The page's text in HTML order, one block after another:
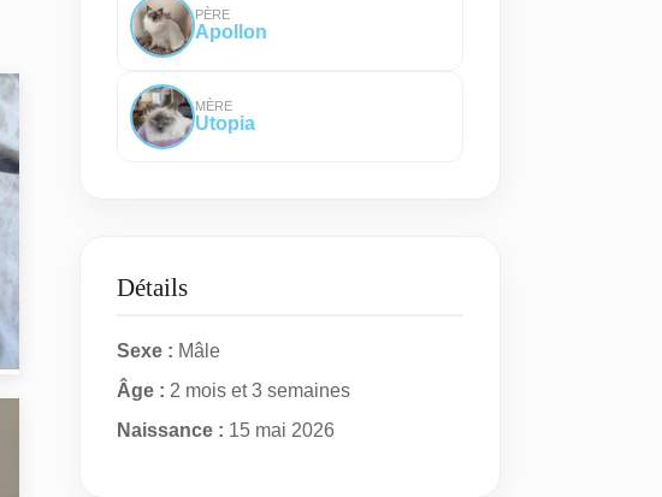
PÈRE
Apollon
MÈRE
Utopia
Détails
Sexe : Mâle
Âge : 2 mois et 3 semaines
Naissance : 15 mai 2026